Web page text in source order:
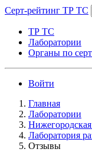
Серт-рейтинг ТР ТС
ТР ТС
Лаборатории
Органы по
Войти
Главная
Лаборатории
Нижегородская
Лаборатория
Отзывы